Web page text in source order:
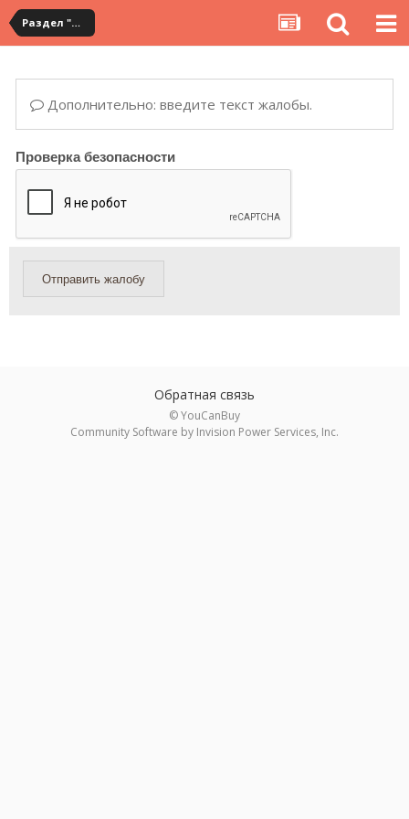
Раздел "Мои посылки" на сервисе YouCanBuy
Дополнительно: введите текст жалобы.
Проверка безопасности
Отправить жалобу
Обратная связь
© YouCanBuy
Community Software by Invision Power Services, Inc.